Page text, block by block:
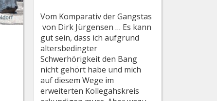
Vom Komparativ der Gangstas
von Dirk Jürgensen … Es kann
gut sein, dass ich aufgrund
altersbedingter
Schwerhörigkeit den Bang
nicht gehört habe und mich
auf diesem Wege im
erweiterten Kollegahskreis